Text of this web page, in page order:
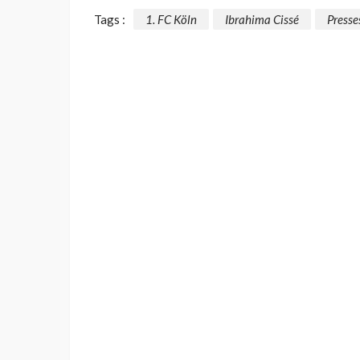
Tags : 1. FC Köln Ibrahima Cissé